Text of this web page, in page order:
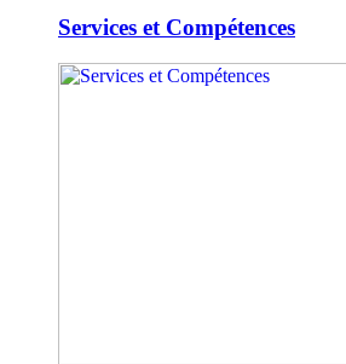
Services et Compétences